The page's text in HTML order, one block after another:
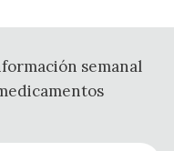
semanal